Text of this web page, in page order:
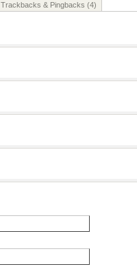
Trackbacks & Pingbacks (4)